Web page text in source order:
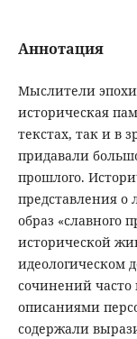
Аннотация
Мыслители
историческая
текстах, так и в
придавали
прошлого.
представления о
образ «славного
исторической
идеологическом
сочинений
описаниями
содержали